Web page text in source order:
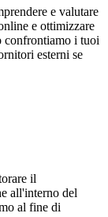
e valutare
e ottimizzare
confrontiamo i tuoi
esterni se
il
all'interno del
al fine di